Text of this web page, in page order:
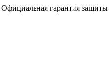
Официальная гарантия защиты